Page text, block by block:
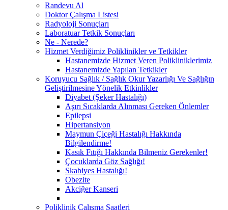
Randevu Al
Doktor Çalışma Listesi
Radyoloji Sonuçları
Laboratuar Tetkik Sonuçları
Ne - Nerede?
Hizmet Verdiğimiz Poliklinikler ve Tetkikler
Hastanemizde Hizmet Veren Polikliniklerimiz
Hastanemizde Yapılan Tetkikler
Koruyucu Sağlık / Sağlık Okur Yazarlığı Ve Sağlığın
Geliştirilmesine Yönelik Etkinlikler
Diyabet (Şeker Hastalığı)
Aşırı Sıcaklarda Alınması Gereken Önlemler
Epilepsi
Hipertansiyon
Maymun Çiçeği Hastalığı Hakkında
Bilgilendirme!
Kasık Fıtığı Hakkında Bilmeniz Gerekenler!
Çocuklarda Göz Sağlığı!
Skabiyes Hastalığı!
Obezite
Akciğer Kanseri
Poliklinik Çalışma Saatleri